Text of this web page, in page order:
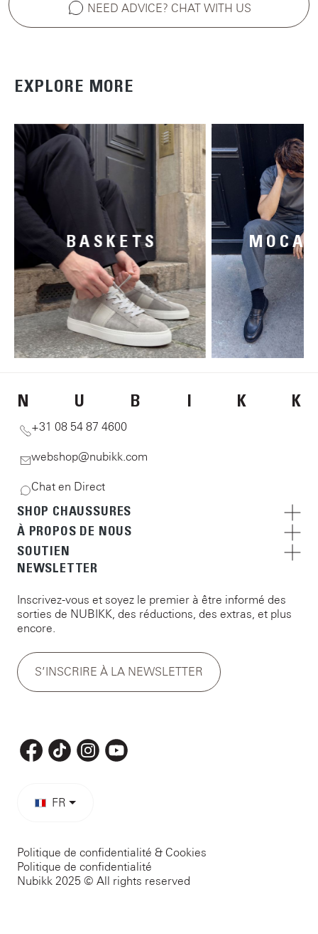
NEED ADVICE? CHAT WITH US
EXPLORE MORE
BASKETS
N U B I K K
+31 08 54 87 4600
webshop@nubikk.com
Chat en Direct
SHOP CHAUSSURES
À PROPOS DE NOUS
SOUTIEN
NEWSLETTER
Inscrivez-vous et soyez le premier à être informé des
sorties de NUBIKK, des réductions, des extras, et plus
encore.
S’INSCRIRE À LA NEWSLETTER
FR
Politique de confidentialité & Cookies
Politique de confidentialité
Nubikk 2025 © All rights reserved